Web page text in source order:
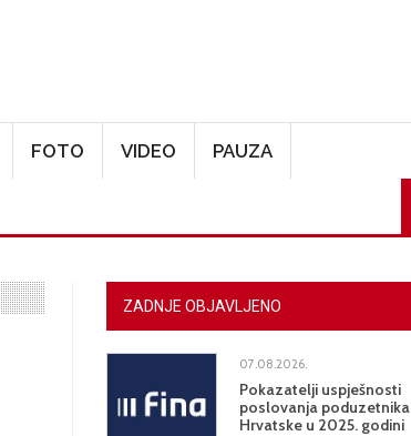
FOTO VIDEO PAUZA
ZADNJE OBJAVLJENO
07.08.2026.
Pokazatelji uspješnosti
poslovanja poduzetnika
Hrvatske u 2025. godini